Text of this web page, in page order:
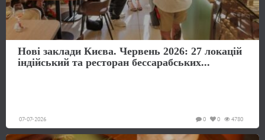
Нові заклади Києва. Червень 2026: 27 локацій
індійський та ресторан бессарабських...
07-07-2026 4780
0
0